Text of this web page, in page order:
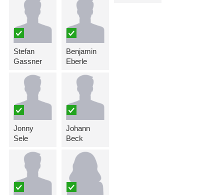
Stefan
Gassner
Jonny
Sele
Benjamin
Eberle
Johann
Beck